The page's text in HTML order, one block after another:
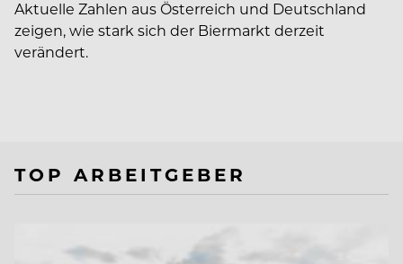
Aktuelle Zahlen aus Österreich und Deutschland
zeigen, wie stark sich der Biermarkt derzeit
verändert.
TOP ARBEITGEBER